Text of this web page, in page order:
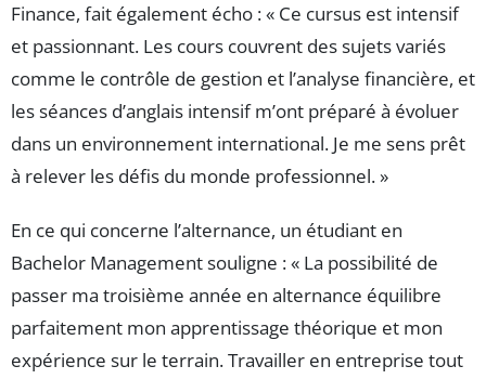
Finance, fait également écho : « Ce cursus est intensif
et passionnant. Les cours couvrent des sujets variés
comme le contrôle de gestion et l’analyse financière, et
les séances d’anglais intensif m’ont préparé à évoluer
dans un environnement international. Je me sens prêt
à relever les défis du monde professionnel. »
En ce qui concerne l’alternance, un étudiant en
Bachelor Management souligne : « La possibilité de
passer ma troisième année en alternance équilibre
parfaitement mon apprentissage théorique et mon
expérience sur le terrain. Travailler en entreprise tout